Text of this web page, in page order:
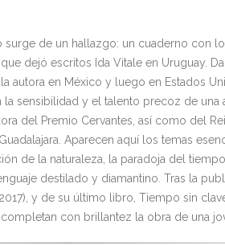
surge de un hallazgo: un cuaderno con
dejó escritos Ida Vitale en Uruguay.
autora en México y luego en Estados
la sensibilidad y el talento precoz de una
del Premio Cervantes, así como del
Aparecen aquí los temas
de la naturaleza, la paradoja del
destilado y diamantino. Tras la
y de su último libro, Tiempo sin
con brillantez la obra de una